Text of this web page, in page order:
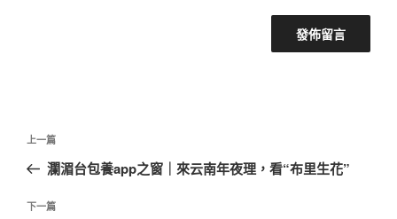
文
導
覽
上
一
文
上一篇
瀾湄台包養app之窗｜來云南年夜理，看“布里生花”
下
下一篇